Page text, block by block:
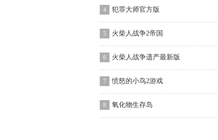
4 犯罪大师官方版
5 火柴人战争2帝国
6 火柴人战争遗产最新版
7 愤怒的小鸟2游戏
8 氧化物生存岛